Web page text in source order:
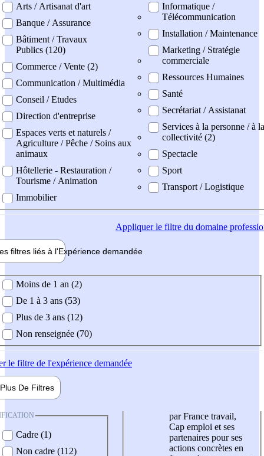
Arts / Artisanat d'art
Banque / Assurance
Bâtiment / Travaux
Publics (120)
Commerce / Vente (2)
Communication / Multimédia
Conseil / Etudes
Direction d'entreprise
Espaces verts et naturels /
Agriculture / Pêche / Soins aux
animaux
Hôtellerie - Restauration /
Tourisme / Animation
Immobilier
Informatique /
Télécommunication
Installation / Maintenance
Marketing / Stratégie
commerciale
Ressources Humaines
Santé
Secrétariat / Assistanat
Services à la personne / à la
collectivité (2)
Spectacle
Sport
Transport / Logistique
Appliquerle filtre du domaine
filtres liés à l'Expérience demandée
demandée
Moins de 1 an (2)
De 1 à 3 ans (53)
Plus de 3 ans (12)
Non renseignée (70)
le filtre de l'expérience demandée
Plus De Filtres
Cadre (1)
Non cadre (112)
par France travail,
Cap emploi et ses
partenaires pour ses
actions concrètes en